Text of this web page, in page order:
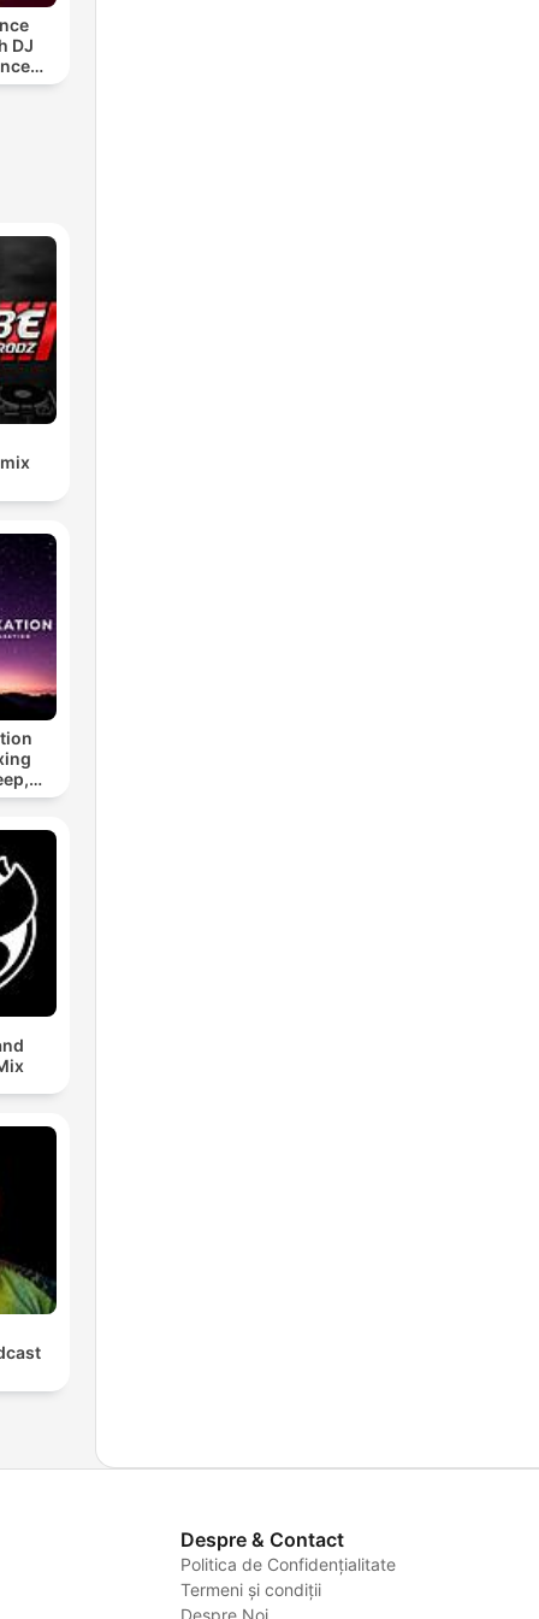
DJ
Despre & Contact
Politica de Confidențialitate
Termeni și condiții
Despre Noi